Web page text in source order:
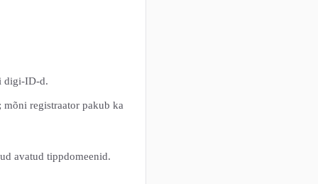
digi-ID-d.
mõni registraator pakub ka
avatud tippdomeenid.